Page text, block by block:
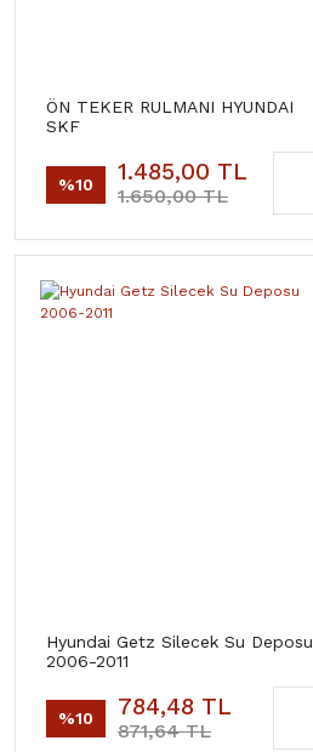
ÖN TEKER RULMANI HYUNDAI
SKF
%10 1.485,00 TL
1.650,00 TL
Hyundai Getz Silecek Su Deposu
2006-2011
%10 784,48 TL
871,64 TL